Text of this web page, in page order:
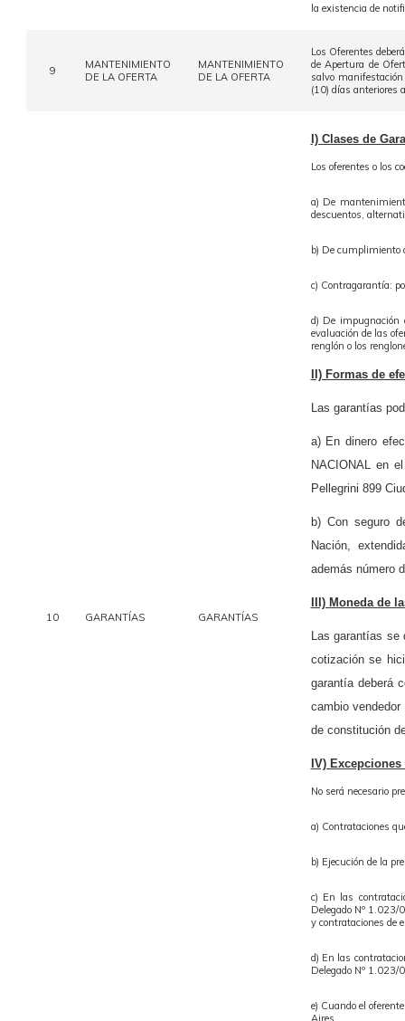
la existencia de
9
MANTENIMIENTO
DE LA OFERTA
MANTENIMIENTO
DE LA OFERTA
Los Oferentes
de Apertura de
salvo
(10) días anteriores
10 GARANTÍAS GARANTÍAS
I) Clases de
Los oferentes o los
a) De
descuentos,
b) De cumplimiento
c) Contragarantía:
d) De impugnación
evaluación de las
renglón o los
II) Formas de
Las garantías
a) En dinero
NACIONAL en
Pellegrini 899
b) Con seguro
Nación,
además número
III) Moneda de
Las garantías se
cotización se
garantía deberá
cambio
de constitución
IV)
No será necesario
a) Contrataciones
b) Ejecución de la
c) En las
Delegado Nº
y contrataciones de
d) En las
Delegado Nº 1.023/
e) Cuando el
Aires.